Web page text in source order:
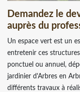
Demandez le
auprès du
Un espace vert est un
entretenir ces
ponctuel ou annuel,
jardinier d'Arbres en
différents travaux à